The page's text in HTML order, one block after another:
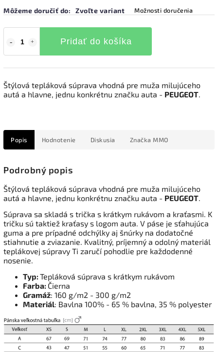
Môžeme doručiť do: Zvoľte variant Možnosti doručenia
Pridať do košíka
Štýlová tepláková súprava vhodná pre muža milujúceho
autá a hlavne, jednu konkrétnu značku auta - PEUGEOT.
Popis Hodnotenie Diskusia Značka MMO
Podrobný popis
Štýlová tepláková súprava vhodná pre muža milujúceho
autá a hlavne, jednu konkrétnu značku auta - PEUGEOT.
Súprava sa skladá s trička s krátkym rukávom a kraťasmi. K
tričku sú taktiež kraťasy s logom auta. V páse je sťahujúca
guma a pre prípadné odchýlky aj šnúrky na dodatočné
stiahnutie a zviazanie. Kvalitný, príjemný a odolný materiál
teplákovej súpravy Ti zaručí pohodlie pre každodenné
nosenie.
Typ: Tepláková súprava s krátkym rukávom
Farba: Čierna
Gramáž: 160 g/m2 - 300 g/m2
Materiál: Bavlna 100% - 65 % bavlna, 35 % polyester